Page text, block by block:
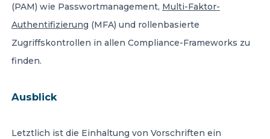
(PAM) wie Passwortmanagement, Multi-Faktor-
Authentifizierung (MFA) und rollenbasierte
Zugriffskontrollen in allen Compliance-Frameworks zu
finden.
Ausblick
Letztlich ist die Einhaltung von Vorschriften ein